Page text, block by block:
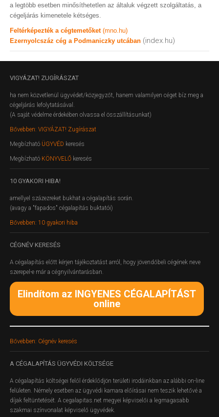
a legtöbb esetben minősíthetetlen az általuk végzett szolgáltatás, a
cégeljárás kimenetele kétséges.
Feltérképezték a cégtemetőket (mno.hu)
Ezernyolcszáz cég a Podmaniczky utcában (index.hu)
VIGYÁZAT! ZUGÍRÁSZAT
ha nem közvetlenül ügyvédet/közjegyzőt, hanem valamilyen céget bíz meg a
cégeljárás lefolytatásával.
(A saját védelme érdekében olvassa el összállításunkat)
Bővebben: VIGYÁZAT! Zugírászat
Megbízható ÜGYVÉD keresés
Megbízható KÖNYVELŐ keresés
10 GYAKORI HIBA!
amellyel százezreket bukhat a cégalapítás során.
(avagy a "fapados" cégalapítás buktatói)
Bővebben: 10 gyakori hiba
CÉGNÉV KERESÉS
A cégalapítás előtt kérjen tájékoztatást arról, hogy jövendőbeli cégének neve
szerepel-e már a cégnyilvántarásban.
Elindítom az INGYENES CÉGALAPÍTÁST
online
Bővebben: Cégnév keresés
A CÉGALAPÍTÁS ÜGYVÉDI KÖLTSÉGE
A cégalapítás költségei felől érdeklődjön területi irodáinkban az alábbi on-line
felületen. Némely esetben az ügyvédi kamara előírásai nem teszik lehetővé a
díjak feltüntetését. A cegalapitas.net megyei képviselői a legmagasabb
szakmai színvonalat képviselő ügyvédek.